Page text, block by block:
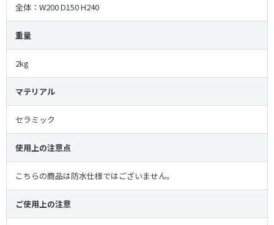
全体：W200 D150 H240
重量
2kg
マテリアル
セラミック
使用上の注意点
こちらの商品は防水仕様ではございません。
ご使用上の注意